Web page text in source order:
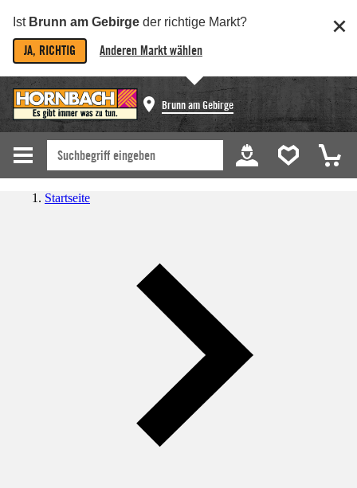
Ist Brunn am Gebirge der richtige Markt?
JA, RICHTIG Anderen Markt wählen
Brunn am Gebirge
Startseite